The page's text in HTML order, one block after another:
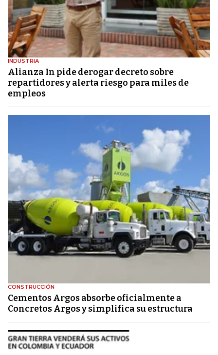
INDUSTRIA
Alianza In pide derogar decreto sobre
repartidores y alerta riesgo para miles de
empleos
CONSTRUCCIÓN
Cementos Argos absorbe oficialmente a
Concretos Argos y simplifica su estructura